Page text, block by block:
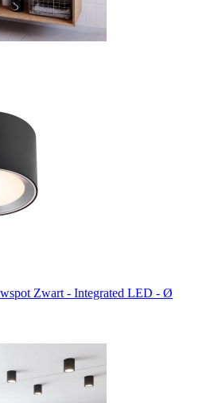
Zwart - Integrated LED - Ø